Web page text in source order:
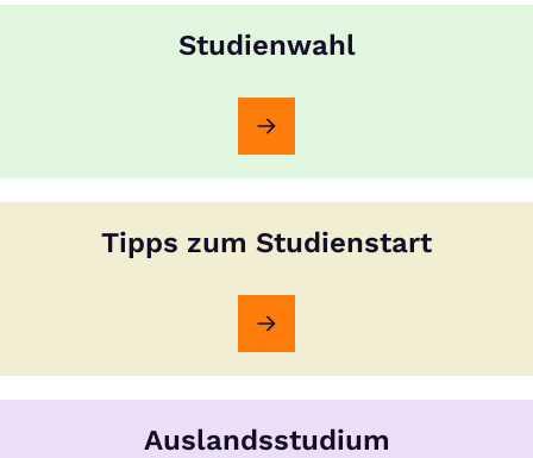
Studienwahl
Tipps zum Studienstart
Auslandsstudium